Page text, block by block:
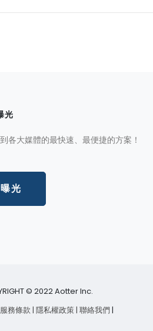
光
各大媒體的最快速、最便捷的方案！
光
© 2022 Aotter Inc.
務條款 | 隱私權政策 | 聯絡我們 |